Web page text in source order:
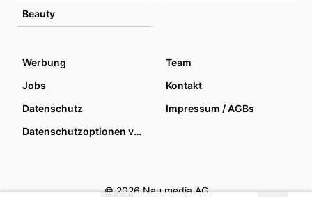
Beauty
Werbung
Team
Jobs
Kontakt
Datenschutz
Impressum / AGBs
Datenschutzoptionen verwalten
© 2026 Nau media AG